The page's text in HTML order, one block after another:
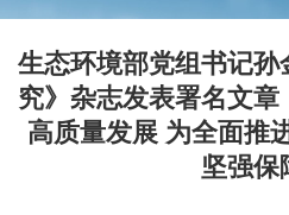
生态环境部党组书记
究》杂志发表署名文
高质量发展 为全面推
坚强保